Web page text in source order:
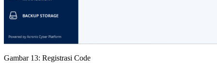
Gambar 13: Registrasi Code